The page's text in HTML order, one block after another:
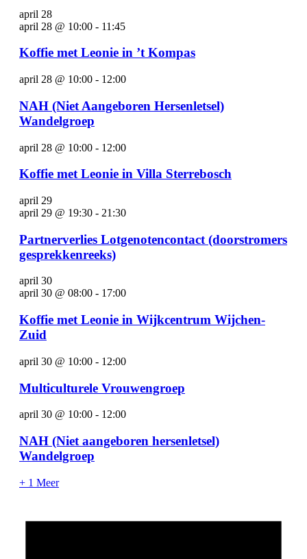
april 28
april 28 @ 10:00 - 11:45
Koffie met Leonie in ’t Kompas
april 28 @ 10:00 - 12:00
NAH (Niet Aangeboren Hersenletsel)
Wandelgroep
april 28 @ 10:00 - 12:00
Koffie met Leonie in Villa Sterrebosch
april 29
april 29 @ 19:30 - 21:30
Partnerverlies Lotgenotencontact (doorstromers
gesprekkenreeks)
april 30
april 30 @ 08:00 - 17:00
Koffie met Leonie in Wijkcentrum Wijchen-
Zuid
april 30 @ 10:00 - 12:00
Multiculturele Vrouwengroep
april 30 @ 10:00 - 12:00
NAH (Niet aangeboren hersenletsel)
Wandelgroep
+ 1 Meer